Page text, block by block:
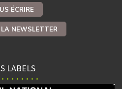
ÉCRIRE
LA NEWSLETTER
LABELS